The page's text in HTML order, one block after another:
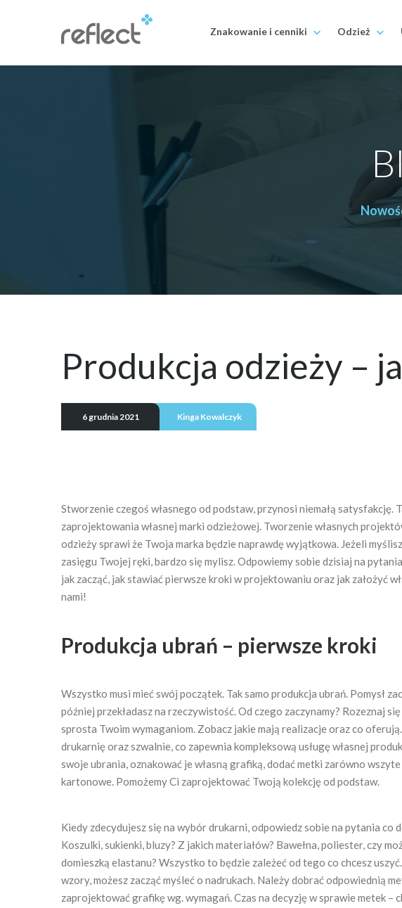
Znakowanie i cenniki Odzież
Produkcja odzieży –
6 grudnia 2021 Kinga Kowalczyk
Stworzenie czegoś własnego od podstaw, przynosi niemałą satysfakcję.
zaprojektowania własnej marki odzieżowej. Tworzenie własnych
odzieży sprawi że Twoja marka będzie naprawdę wyjątkowa. Jeżeli
zasięgu Twojej ręki, bardzo się mylisz. Odpowiemy sobie dzisiaj na
jak zacząć, jak stawiać pierwsze kroki w projektowaniu oraz jak założyć
nami!
Produkcja ubrań – pierwsze kroki
Wszystko musi mieć swój początek. Tak samo produkcja ubrań. Pomysł
później przekładasz na rzeczywistość. Od czego zaczynamy? Rozeznaj
sprosta Twoim wymaganiom. Zobacz jakie mają realizacje oraz co
drukarnię oraz szwalnie, co zapewnia kompleksową usługę własnej
swoje ubrania, oznakować je własną grafiką, dodać metki zarówno
kartonowe. Pomożemy Ci zaprojektować Twoją kolekcję od podstaw.
Kiedy zdecydujesz się na wybór drukarni, odpowiedz sobie na pytania co
Koszulki, sukienki, bluzy? Z jakich materiałów? Bawełna, poliester, czy
domieszką elastanu? Wszystko to będzie zależeć od tego co chcesz
wzory, możesz zacząć myśleć o nadrukach. Należy dobrać odpowiednią
zaprojektować grafikę wg. wymagań. Czas na decyzję w sprawie metek –